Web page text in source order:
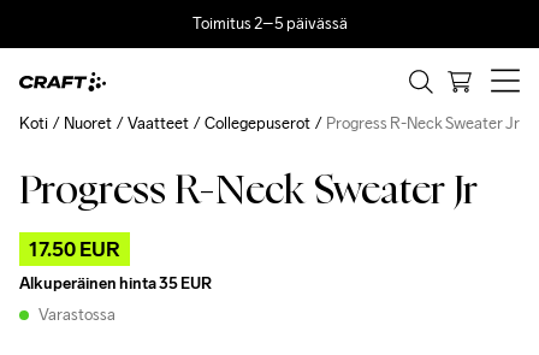
Toimitus 2–5 päivässä
Progress R-Neck Sweater Jr
17.50 EUR
Alkuperäinen hinta35 EUR
Varastossa
Koti Nuoret Vaatteet Collegepuserot Progress R-Neck Sweater Jr
Outlet